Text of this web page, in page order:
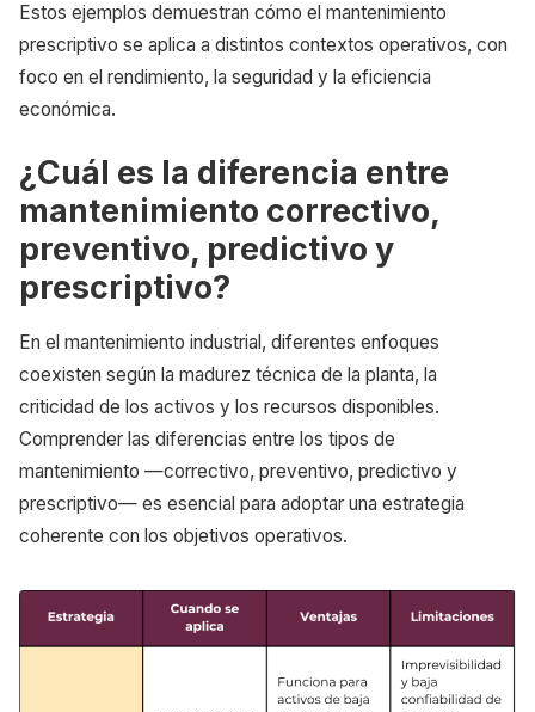
Estos ejemplos demuestran cómo el mantenimiento
prescriptivo se aplica a distintos contextos operativos, con
foco en el rendimiento, la seguridad y la eficiencia
económica.
¿Cuál es la diferencia entre
mantenimiento correctivo,
preventivo, predictivo y
prescriptivo?
En el mantenimiento industrial, diferentes enfoques
coexisten según la madurez técnica de la planta, la
criticidad de los activos y los recursos disponibles.
Comprender las diferencias entre los tipos de
mantenimiento —correctivo, preventivo, predictivo y
prescriptivo— es esencial para adoptar una estrategia
coherente con los objetivos operativos.